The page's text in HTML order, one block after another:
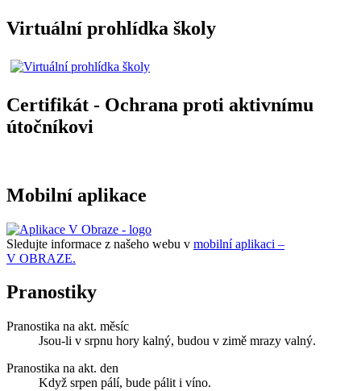
Virtuální prohlídka školy
Certifikát - Ochrana proti aktivnímu
útočníkovi
Mobilní aplikace
Sledujte informace z našeho webu v mobilní aplikaci –
V OBRAZE.
Pranostiky
Pranostika na akt. měsíc
Jsou-li v srpnu hory kalný, budou v zimě mrazy valný.
Pranostika na akt. den
Když srpen pálí, bude pálit i víno.